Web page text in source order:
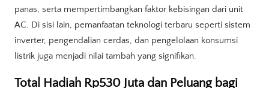
panas, serta mempertimbangkan faktor kebisingan dari unit
AC. Di sisi lain, pemanfaatan teknologi terbaru seperti sistem
inverter, pengendalian cerdas, dan pengelolaan konsumsi
listrik juga menjadi nilai tambah yang signifikan.
Total Hadiah Rp530 Juta dan Peluang bagi